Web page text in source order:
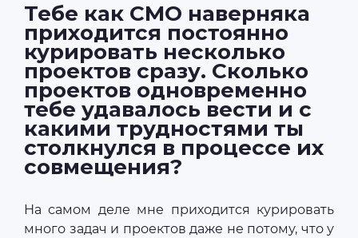
Тебе как CMO наверняка
приходится постоянно
курировать несколько
проектов сразу. Сколько
проектов одновременно
тебе удавалось вести и с
какими трудностями ты
столкнулся в процессе их
совмещения?
На самом деле мне приходится курировать
много задач и проектов даже не потому, что у